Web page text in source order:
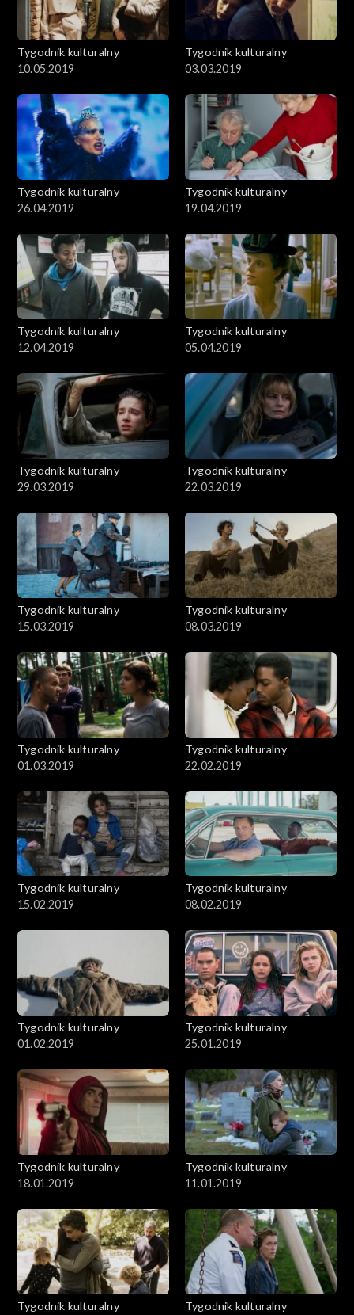
Tygodnik kulturalny
10.05.2019
Tygodnik kulturalny
03.03.2019
Tygodnik kulturalny
26.04.2019
Tygodnik kulturalny
19.04.2019
Tygodnik kulturalny
12.04.2019
Tygodnik kulturalny
05.04.2019
Tygodnik kulturalny
29.03.2019
Tygodnik kulturalny
22.03.2019
Tygodnik kulturalny
15.03.2019
Tygodnik kulturalny
08.03.2019
Tygodnik kulturalny
01.03.2019
Tygodnik kulturalny
22.02.2019
Tygodnik kulturalny
15.02.2019
Tygodnik kulturalny
08.02.2019
Tygodnik kulturalny
01.02.2019
Tygodnik kulturalny
25.01.2019
Tygodnik kulturalny
18.01.2019
Tygodnik kulturalny
11.01.2019
Tygodnik kulturalny
Tygodnik kulturalny